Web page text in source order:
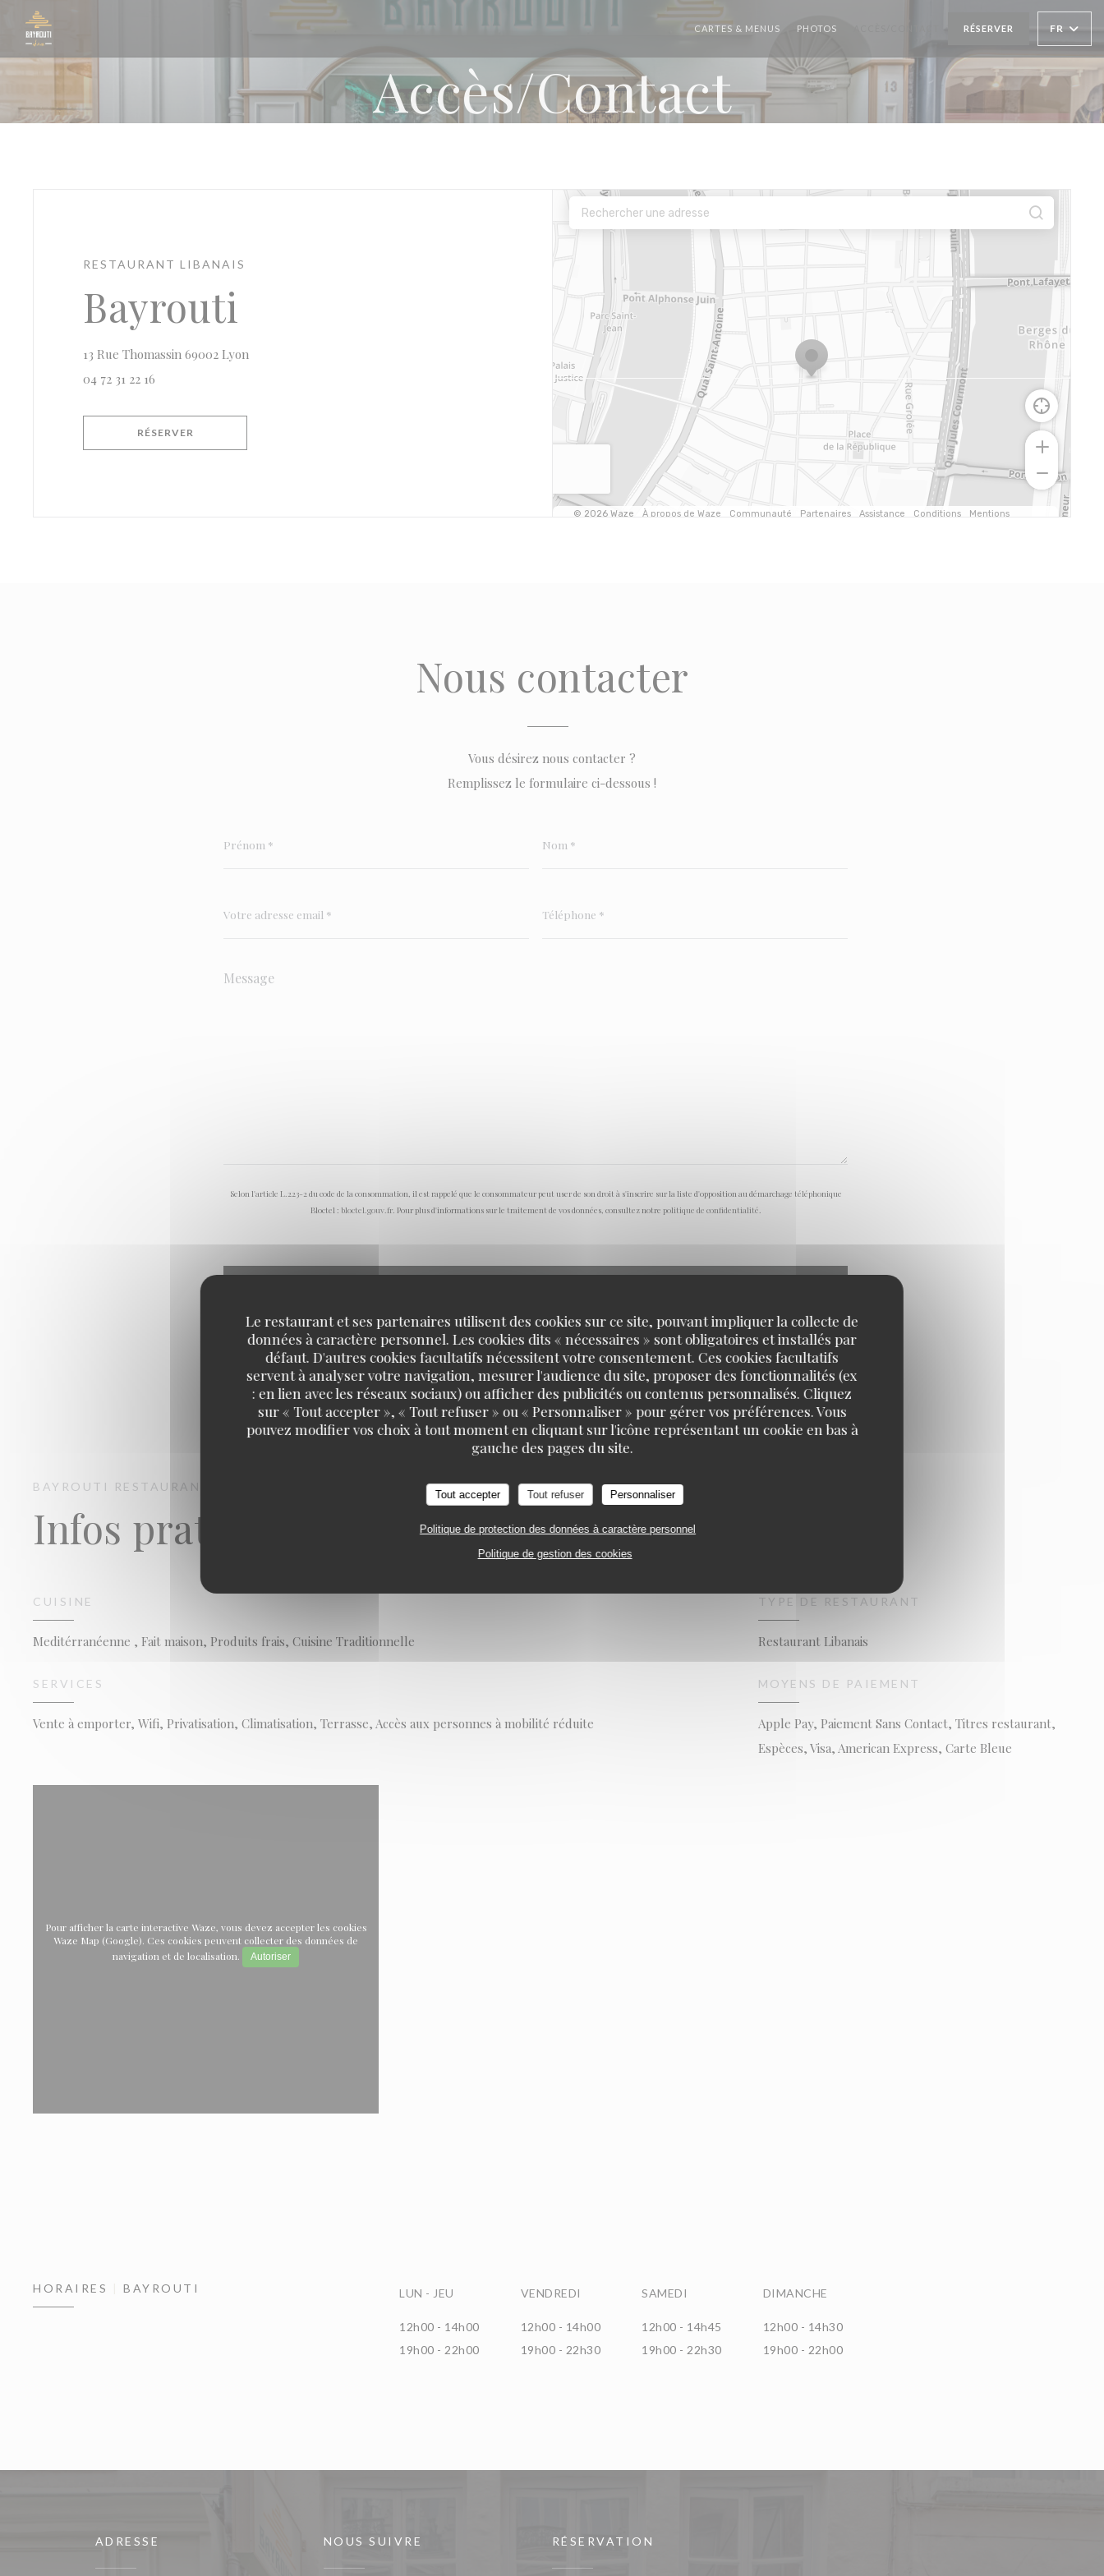
Personnalisation de vos choix en matière de cookies
Le restaurant et ses partenaires utilisent des cookies sur ce site, pouvant impliquer la collecte de
données à caractère personnel. Les cookies dits « nécessaires » sont obligatoires et installés par
défaut. D'autres cookies facultatifs nécessitent votre consentement. Ces cookies facultatifs
servent à analyser votre navigation, mesurer l'audience du site, proposer des fonctionnalités (ex
: en lien avec les réseaux sociaux) ou afficher des publicités ou contenus personnalisés. Cliquez
sur « Tout accepter », « Tout refuser » ou « Personnaliser » pour gérer vos préférences. Vous
pouvez modifier vos choix à tout moment en cliquant sur l'icône représentant un cookie en bas à
gauche des pages du site.
Tout accepter Tout refuser Personnaliser
Politique de protection des données à caractère personnel
Politique de gestion des cookies
CARTES & MENUS PHOTOS RÉSERVER FR
Accès/Contact
RESTAURANT LIBANAIS
Bayrouti
13 Rue Thomassin 69002 Lyon
04 72 31 22 16
RÉSERVER
Nous contacter
Vous désirez nous contacter ?
Remplissez le formulaire ci-dessous !
Selon l'article L.223-2 du code de la consommation, il est rappelé que le consommateur peut user de son droit à s'inscrire sur la liste d'opposition au démarchage téléphonique
Bloctel : bloctel.gouv.fr. Pour plus d'informations sur le traitement de vos données, consultez notre politique de confidentialité.
BAYROUTI RESTAURANT LIBANAIS
Infos pratiques
CUISINE
Meditérranéenne , Fait maison, Produits frais, Cuisine Traditionnelle
TYPE DE RESTAURANT
Restaurant Libanais
SERVICES
Vente à emporter, Wifi, Privatisation, Climatisation, Terrasse, Accès aux personnes à mobilité réduite
MOYENS DE PAIEMENT
Apple Pay, Paiement Sans Contact, Titres restaurant,
Espèces, Visa, American Express, Carte Bleue
Pour afficher la carte interactive Waze, vous devez accepter les cookies
Waze Map (Google). Ces cookies peuvent collecter des données de
navigation et de localisation.
Autoriser
HORAIRES BAYROUTI LUN - JEU
12h00 - 14h00
19h00 - 22h00
VENDREDI
12h00 - 14h00
19h00 - 22h30
SAMEDI
12h00 - 14h45
19h00 - 22h30
DIMANCHE
12h00 - 14h30
19h00 - 22h00
ADRESSE NOUS SUIVRE RÉSERVATION